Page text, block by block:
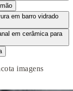
imagens